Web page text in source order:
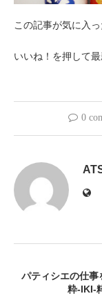
この記事が気に入っ
いいね！を押して
0
パティシエの仕事
粋-IKI-